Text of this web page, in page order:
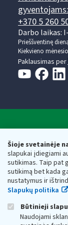
Šioje svetainėje
slapukai įdiegiami
sutikimas. Taip pat
sutikimą bet kada
nustatymus ir
Slapukų politika
Būtinieji
Naudojami
gyventojams:
+370 5 260
Darbo laikas:
Prieššventinę
Kiekvieno
Paklausimas per
Respublikos
Biudžetinė
adresas: Vasario
vmi@vmi.lt, E.
Duomenys apie
Respublikos